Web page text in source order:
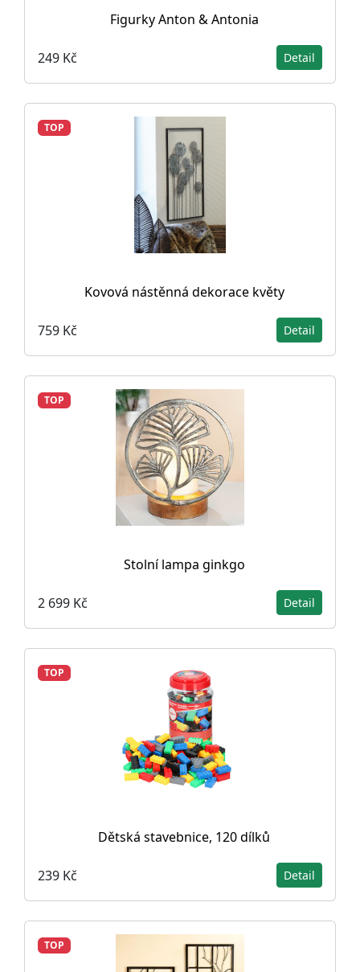
Figurky Anton & Antonia
249 Kč Detail
TOP
Kovová nástěnná dekorace květy
759 Kč Detail
TOP
Stolní lampa ginkgo
2 699 Kč Detail
TOP
Dětská stavebnice, 120 dílků
239 Kč Detail
TOP